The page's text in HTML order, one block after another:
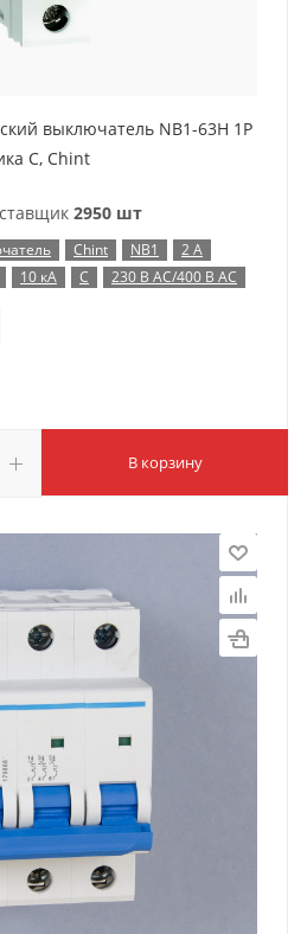
выключатель NB1-63H 1P
C, Chint
2950 шт
Chint NB1
2 А
10 кА C 230 В AC/400 В AC
В корзину